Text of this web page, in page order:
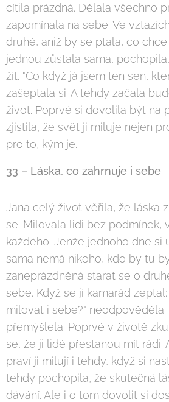
cítila prázdná. Dělala všechno
zapomínala na sebe. Ve
druhé, aniž by se ptala, co chce
jednou zůstala sama,
žít. "Co když já jsem ten sen,
zašeptala si. A tehdy začala
život. Poprvé si dovolila být na
zjistila, že svět ji miluje nejen
pro to, kým je.
33 – Láska, co zahrnuje i sebe
Jana celý život věřila, že láska
se. Milovala lidi bez podmínek,
každého. Jenže jednoho dne si
sama nemá nikoho, kdo by tu
zaneprázdněná starat se o
sebe. Když se jí kamarád
milovat i sebe?"
přemýšlela. Poprvé v životě
se, že ji lidé přestanou mít rádi.
praví ji milují i tehdy, když si
tehdy pochopila, že skutečná
dávání. Ale i o tom dovolit si